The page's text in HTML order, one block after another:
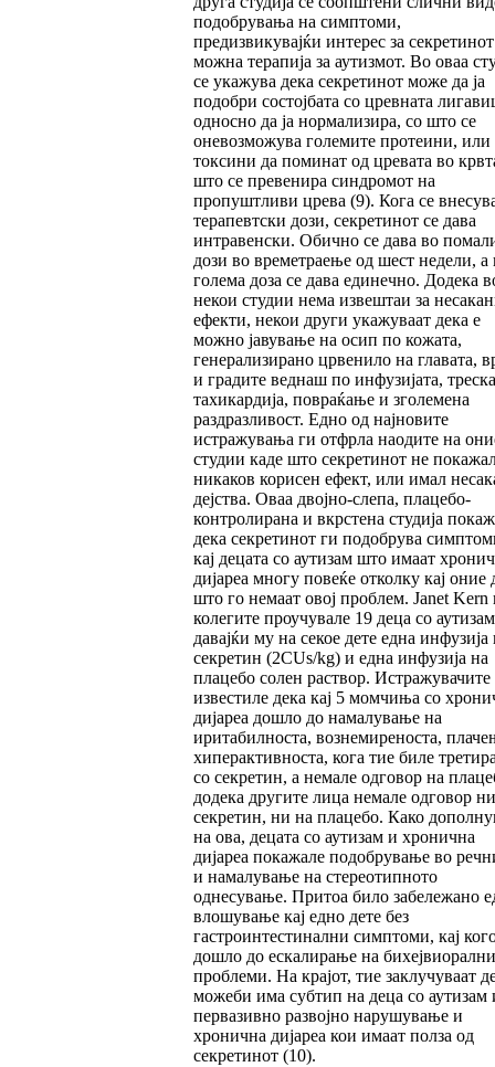
подобрувања на симптоми,
предизвикувајќи интерес за
можна терапија за аутизмот. Во оваа
се укажува дека секретинот може да ја
подобри состојбата со цревната
односно да ја нормализира, со што се
оневозможува големите протеини, или
токсини да поминат од цревата во
што се превенира синдромот на
пропуштливи црева (9). Кога се
терапевтски дози, секретинот се дава
интравенски. Обично се дава во
дози во времетраење од шест недели, а
голема доза се дава единечно. Додека
некои студии нема извештаи за
ефекти, некои други укажуваат дека е
можно јавување на осип по кожата,
генерализирано црвенило на главата,
и градите веднаш по инфузијата,
тахикардија, повраќање и зголемена
раздразливост. Едно од најновите
истражувања ги отфрла наодите на
студии каде што секретинот не
никаков корисен ефект, или имал
дејства. Оваа двојно-слепа, плацебо-
контролирана и вкрстена студија
дека секретинот ги подобрува
кај децата со аутизам што имаат
дијареа многу повеќе отколку кај оние
што го немаат овој проблем. Janet Kern
колегите проучувале 19 деца со аутизам
давајќи му на секое дете една инфузија
секретин (2CUs/kg) и една инфузија на
плацебо солен раствор. Истражувачите
известиле дека кај 5 момчиња со
дијареа дошло до намалување на
иритабилноста, вознемиреноста,
хиперактивноста, кога тие биле
со секретин, а немале одговор на
додека другите лица немале одговор
секретин, ни на плацебо. Како
на ова, децата со аутизам и хронична
дијареа покажале подобрување во
и намалување на стереотипното
однесување. Притоа било забележано
влошување кај едно дете без
гастроинтестинални симптоми, кај
дошло до ескалирање на
проблеми. На крајот, тие заклучуваат
можеби има субтип на деца со аутизам
первазивно развојно нарушување и
хронична дијареа кои имаат полза од
секретинот (10).